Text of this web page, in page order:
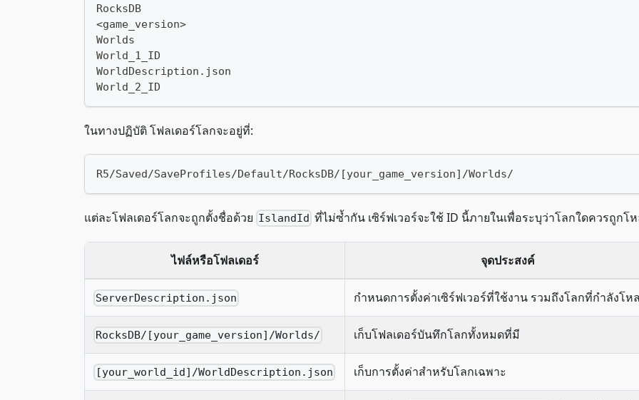
RocksDB
<game_version>
Worlds
World_1_ID
WorldDescription.json
World_2_ID
ในทางปฏิบัติ โฟลเดอร์โลกจะอยู่ที่:
R5/Saved/SaveProfiles/Default/RocksDB/[your_game_version]/Worlds/
แต่ละโฟลเดอร์โลกจะถูกตั้งชื่อด้วย IslandId ที่ไม่ซ้ำกัน เซิร์ฟเวอร์จะใช้ ID นี้ภายในเพื่อระบุว่าโลกใดควรถูกโ
ไฟล์หรือโฟลเดอร์ จุดประสงค์
ServerDescription.json กำหนดการตั้งค่าเซิร์ฟเวอร์ที่ใช้งาน รวมถึงโลกที่กำลังโห
RocksDB/[your_game_version]/Worlds/ เก็บโฟลเดอร์บันทึกโลกทั้งหมดที่มี
[your_world_id]/WorldDescription.json เก็บการตั้งค่าสำหรับโลกเฉพาะ